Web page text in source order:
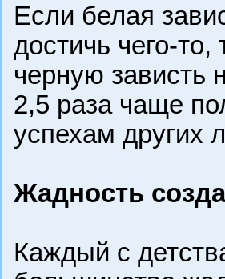
Если белая
достичь чего-
черную зависть
2,5 раза чаще
успехам других
Жадность
Каждый с